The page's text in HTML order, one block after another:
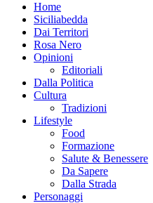
Home
Siciliabedda
Dai Territori
Rosa Nero
Opinioni
Editoriali
Dalla Politica
Cultura
Tradizioni
Lifestyle
Food
Formazione
Salute & Benessere
Da Sapere
Dalla Strada
Personaggi